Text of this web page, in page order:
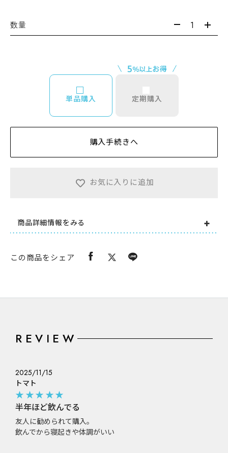
数量
単品購入 定期購入
購入手続きへ
お気に入りに追加
商品詳細情報をみる
この商品をシェア
REVIEW
★★★★★
トマト
2025/11/15
半年ほど飲んでる
友人に勧められて購入。
飲んでから寝起きや体調がいい